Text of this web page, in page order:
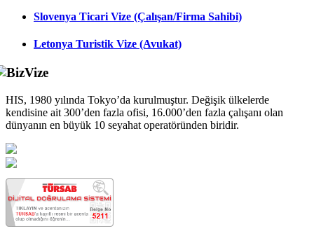
Slovenya Ticari Vize (Çalışan/Firma Sahibi)
Letonya Turistik Vize (Avukat)
HIS, 1980 yılında Tokyo’da kurulmuştur. Değişik ülkelerde
kendisine ait 300’den fazla ofisi, 16.000’den fazla çalışanı olan
dünyanın en büyük 10 seyahat operatöründen biridir.